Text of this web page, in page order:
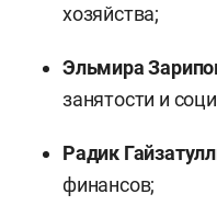
хозяйства;
Эльмира
занятости и
Радик
финансов;